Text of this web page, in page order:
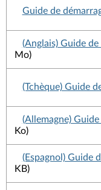
Guide de
(Anglais) Guide
Mo)
(Tchèque) Guide
(Allemagne)
Ko)
(Espagnol) Guide
KB)